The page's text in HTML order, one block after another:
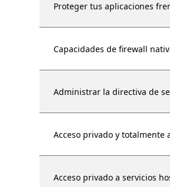
Proteger tus aplicaciones
Capacidades de firewall
Administrar la directiva de
Acceso privado y totalmente
Acceso privado a servicios